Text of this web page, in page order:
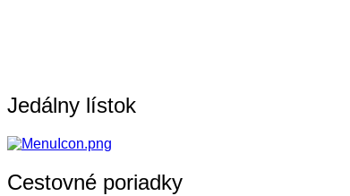
Jedálny lístok
Cestovné poriadky